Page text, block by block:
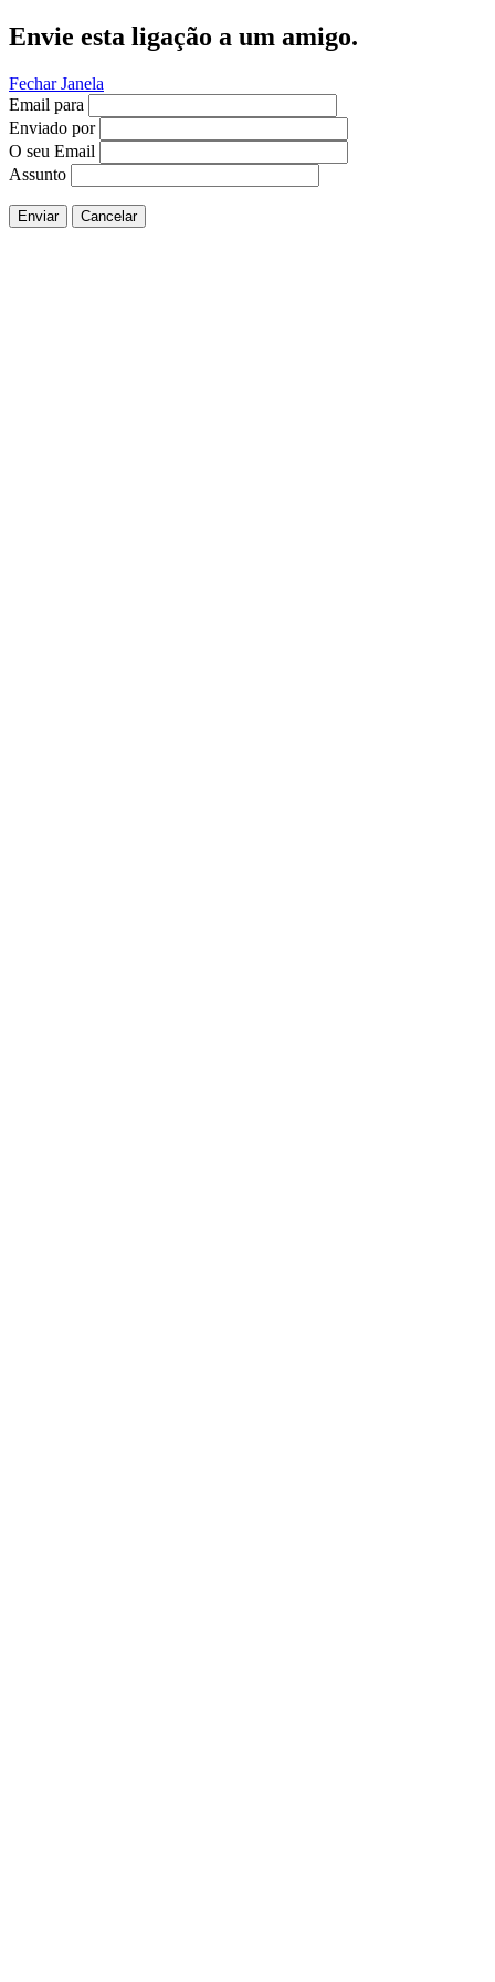
Envie esta ligação a um amigo.
Fechar Janela
Email para
Enviado por
O seu Email
Assunto
Enviar Cancelar